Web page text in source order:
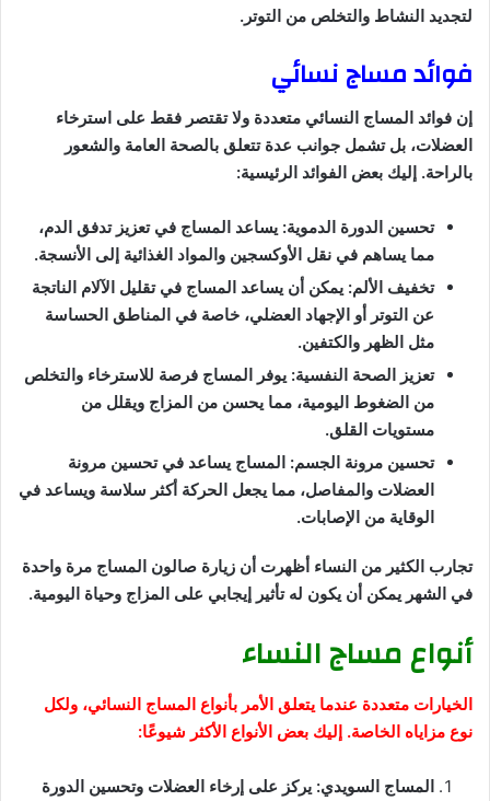
لتجديد النشاط والتخلص من التوتر.
فوائد مساج نسائي
إن فوائد المساج النسائي متعددة ولا تقتصر فقط على استرخاء
العضلات، بل تشمل جوانب عدة تتعلق بالصحة العامة والشعور
بالراحة. إليك بعض الفوائد الرئيسية:
تحسين الدورة الدموية: يساعد المساج في تعزيز تدفق الدم،
مما يساهم في نقل الأوكسجين والمواد الغذائية إلى الأنسجة.
تخفيف الألم: يمكن أن يساعد المساج في تقليل الآلام الناتجة
عن التوتر أو الإجهاد العضلي، خاصة في المناطق الحساسة
مثل الظهر والكتفين.
تعزيز الصحة النفسية: يوفر المساج فرصة للاسترخاء والتخلص
من الضغوط اليومية، مما يحسن من المزاج ويقلل من
مستويات القلق.
تحسين مرونة الجسم: المساج يساعد في تحسين مرونة
العضلات والمفاصل، مما يجعل الحركة أكثر سلاسة ويساعد في
الوقاية من الإصابات.
تجارب الكثير من النساء أظهرت أن زيارة صالون المساج مرة واحدة
في الشهر يمكن أن يكون له تأثير إيجابي على المزاج وحياة اليومية.
أنواع مساج النساء
الخيارات متعددة عندما يتعلق الأمر بأنواع المساج النسائي، ولكل
نوع مزاياه الخاصة. إليك بعض الأنواع الأكثر شيوعًا:
المساج السويدي: يركز على إرخاء العضلات وتحسين الدورة